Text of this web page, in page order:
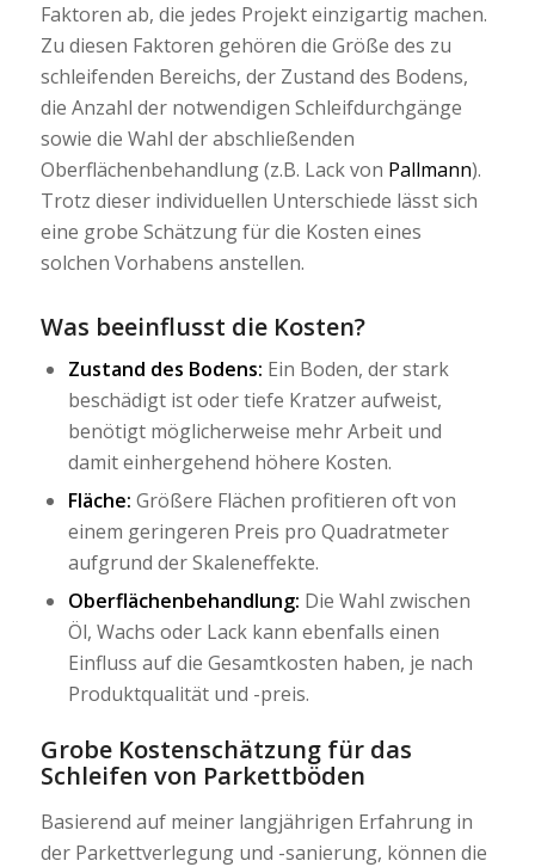
Faktoren ab, die jedes Projekt einzigartig machen.
Zu diesen Faktoren gehören die Größe des zu
schleifenden Bereichs, der Zustand des Bodens,
die Anzahl der notwendigen Schleifdurchgänge
sowie die Wahl der abschließenden
Oberflächenbehandlung (z.B. Lack von Pallmann).
Trotz dieser individuellen Unterschiede lässt sich
eine grobe Schätzung für die Kosten eines
solchen Vorhabens anstellen.
Was beeinflusst die Kosten?
Zustand des Bodens: Ein Boden, der stark
beschädigt ist oder tiefe Kratzer aufweist,
benötigt möglicherweise mehr Arbeit und
damit einhergehend höhere Kosten.
Fläche: Größere Flächen profitieren oft von
einem geringeren Preis pro Quadratmeter
aufgrund der Skaleneffekte.
Oberflächenbehandlung: Die Wahl zwischen
Öl, Wachs oder Lack kann ebenfalls einen
Einfluss auf die Gesamtkosten haben, je nach
Produktqualität und -preis.
Grobe Kostenschätzung für das
Schleifen von Parkettböden
Basierend auf meiner langjährigen Erfahrung in
der Parkettverlegung und -sanierung, können die